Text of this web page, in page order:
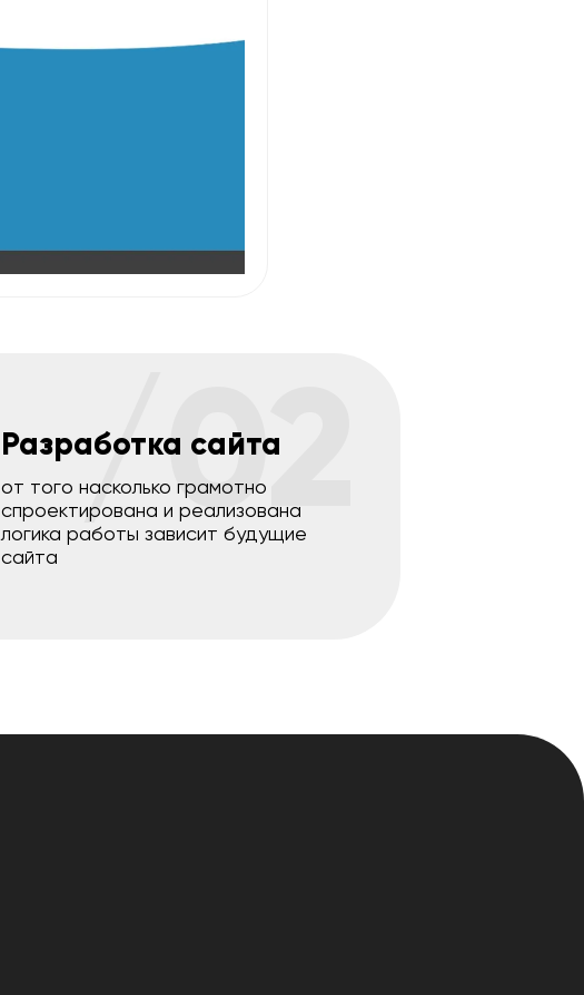
/02
Разработка сайта
от того насколько грамотно
спроектирована и реализована
логика работы зависит будущие
сайта